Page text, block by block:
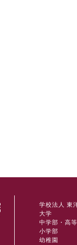
学校法人 東
大学
中学部・高
小学部
幼稚園